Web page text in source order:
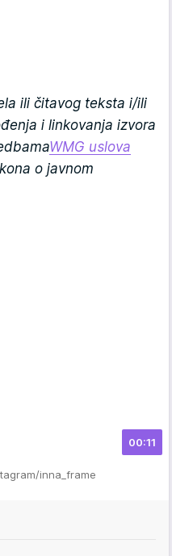
ili čitavog teksta i/ili
i linkovanja izvora
WMG uslova
o javnom
00:11
inna_frame